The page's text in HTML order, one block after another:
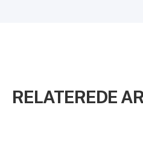
RELATEREDE